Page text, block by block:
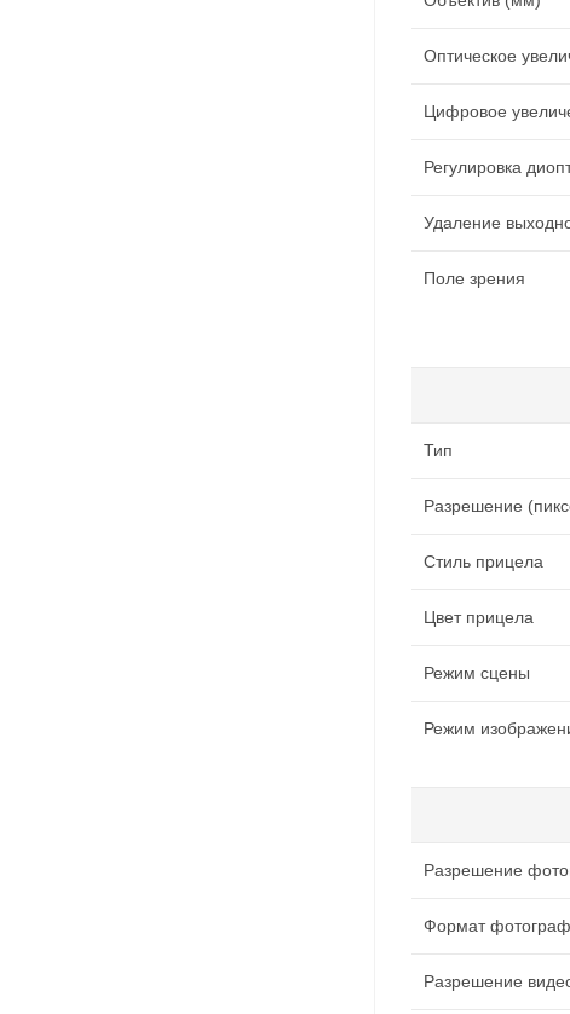
Оптическое
Цифровое
Регулировка
Удаление
Поле зрения
Тип
Разрешение
Стиль прицела
Цвет прицела
Режим сцены
Режим
Разрешение
Формат
Разрешение